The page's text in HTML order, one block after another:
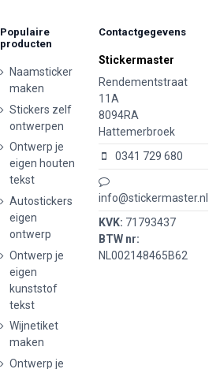
Populaire
producten
Naamsticker
maken
Stickers zelf
ontwerpen
Ontwerp je
eigen houten
tekst
Autostickers
eigen
ontwerp
Ontwerp je
eigen
kunststof
tekst
Wijnetiket
maken
Ontwerp je
Contactgegevens
Stickermaster
Rendementstraat
11A
8094RA
Hattemerbroek
0341 729 680
info@stickermaster.nl
KVK: 71793437
BTW nr:
NL002148465B62